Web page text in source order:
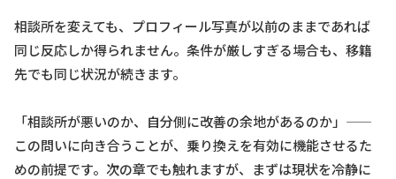
相談所を変えても、プロフィール写真が以前のままであれば
同じ反応しか得られません。条件が厳しすぎる場合も、移籍
先でも同じ状況が続きます。
「相談所が悪いのか、自分側に改善の余地があるのか」——
この問いに向き合うことが、乗り換えを有効に機能させるた
めの前提です。次の章でも触れますが、まずは現状を冷静に